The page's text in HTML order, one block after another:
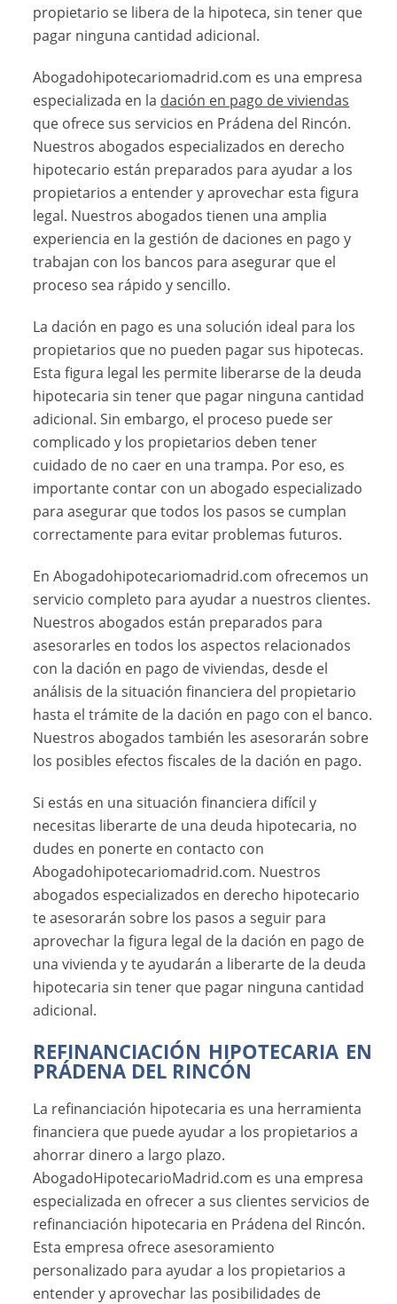
propietario se libera de la hipoteca, sin tener que
pagar ninguna cantidad adicional.
Abogadohipotecariomadrid.com es una empresa
especializada en la dación en pago de viviendas
que ofrece sus servicios en Prádena del Rincón.
Nuestros abogados especializados en derecho
hipotecario están preparados para ayudar a los
propietarios a entender y aprovechar esta figura
legal. Nuestros abogados tienen una amplia
experiencia en la gestión de daciones en pago y
trabajan con los bancos para asegurar que el
proceso sea rápido y sencillo.
La dación en pago es una solución ideal para los
propietarios que no pueden pagar sus hipotecas.
Esta figura legal les permite liberarse de la deuda
hipotecaria sin tener que pagar ninguna cantidad
adicional. Sin embargo, el proceso puede ser
complicado y los propietarios deben tener
cuidado de no caer en una trampa. Por eso, es
importante contar con un abogado especializado
para asegurar que todos los pasos se cumplan
correctamente para evitar problemas futuros.
En Abogadohipotecariomadrid.com ofrecemos un
servicio completo para ayudar a nuestros clientes.
Nuestros abogados están preparados para
asesorarles en todos los aspectos relacionados
con la dación en pago de viviendas, desde el
análisis de la situación financiera del propietario
hasta el trámite de la dación en pago con el banco.
Nuestros abogados también les asesorarán sobre
los posibles efectos fiscales de la dación en pago.
Si estás en una situación financiera difícil y
necesitas liberarte de una deuda hipotecaria, no
dudes en ponerte en contacto con
Abogadohipotecariomadrid.com. Nuestros
abogados especializados en derecho hipotecario
te asesorarán sobre los pasos a seguir para
aprovechar la figura legal de la dación en pago de
una vivienda y te ayudarán a liberarte de la deuda
hipotecaria sin tener que pagar ninguna cantidad
adicional.
REFINANCIACIÓN HIPOTECARIA EN
PRÁDENA DEL RINCÓN
La refinanciación hipotecaria es una herramienta
financiera que puede ayudar a los propietarios a
ahorrar dinero a largo plazo.
AbogadoHipotecarioMadrid.com es una empresa
especializada en ofrecer a sus clientes servicios de
refinanciación hipotecaria en Prádena del Rincón.
Esta empresa ofrece asesoramiento
personalizado para ayudar a los propietarios a
entender y aprovechar las posibilidades de